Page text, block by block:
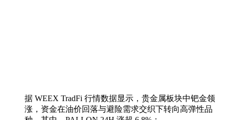
据 WEEX TradFi 行情数据显示，贵金属板块中钯金领
涨，资金在油价回落与避险需求交织下转向高弹性品